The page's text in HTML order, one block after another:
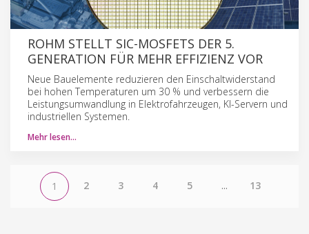
ROHM STELLT SIC-MOSFETS DER 5.
GENERATION FÜR MEHR EFFIZIENZ VOR
Neue Bauelemente reduzieren den Einschaltwiderstand
bei hohen Temperaturen um 30 % und verbessern die
Leistungsumwandlung in Elektrofahrzeugen, KI-Servern und
industriellen Systemen.
Mehr lesen…
1 2 3 4 5 ... 13